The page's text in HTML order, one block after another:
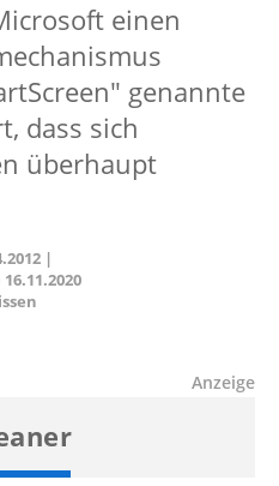
einen
genannte
dass sich
überhaupt
|
16.11.2020